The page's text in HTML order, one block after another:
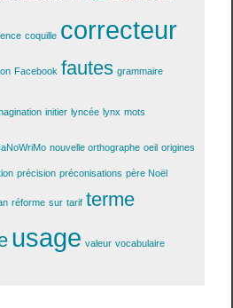
coquille correcteur
Facebook fautes grammaire
initier lyncée lynx mots
nouvelle orthographe oeil origines
précision préconisations père Noël
réforme sur tarif terme
usage valeur vocabulaire